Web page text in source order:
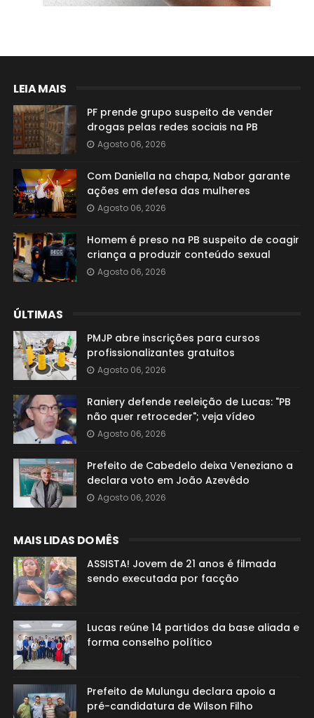
LEIA MAIS
PF prende grupo suspeito de vender
drogas pelas redes sociais na PB
Agosto 06, 2026
Com Daniella na chapa, Nabor garante
ações em defesa das mulheres
Agosto 06, 2026
Homem é preso na PB suspeito de coagir
criança a produzir conteúdo sexual
Agosto 06, 2026
ÚLTIMAS
PMJP abre inscrições para cursos
profissionalizantes gratuitos
Agosto 06, 2026
Raniery defende reeleição de Lucas: "PB
não quer retroceder"; veja vídeo
Agosto 06, 2026
Prefeito de Cabedelo deixa Veneziano a
declara voto em João Azevêdo
Agosto 06, 2026
MAIS LIDAS DO MÊS
ASSISTA! Jovem de 21 anos é filmada
sendo executada por facção
Lucas reúne 14 partidos da base aliada e
forma conselho político
Prefeito de Mulungu declara apoio a
pré-candidatura de Wilson Filho